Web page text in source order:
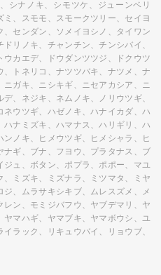
シナノキ、シモツケ、ジューンベリ
、スモモ、スモークツリー、セイヨ
センダン、ソメイヨシノ、タイワン
リノキ、チャンチン、チンシバイ、
カエデ、ドウダンツツジ、ドクウツ
トネリコ、ナツツバキ、ナツメ、ナ
ガキ、ニシキギ、ニセアカシア、ニ
、ネジキ、ネムノキ、ノリウツギ、
ウツギ、ハゼノキ、ハナイカダ、ハ
ナミズキ、ハマナス、ハリギリ、ハ
ノキ、ヒメウツギ、ヒメシャラ、ヒ
ナギ、ブナ、フヨウ、プラタナス、ブ
ュ、ボタン、ポプラ、ポポー、マユ
、ミズキ、ミズナラ、ミツマタ、ミヤ
、ムラサキシキブ、ムレスズメ、メ
ン、モミジバフウ、ヤブデマリ、ヤ
マハギ、ヤマブキ、ヤマボウシ、ユ
ラック、リキュウバイ、リョウブ、